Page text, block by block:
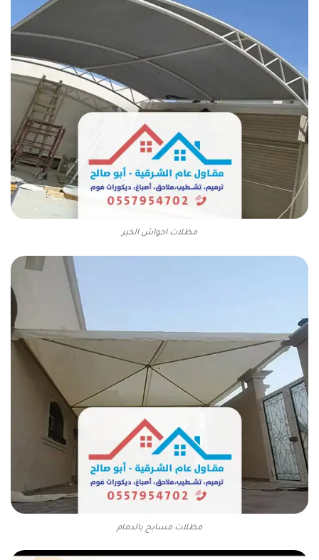
مظلات احواش الخبر
مظلات مسابح بالدمام